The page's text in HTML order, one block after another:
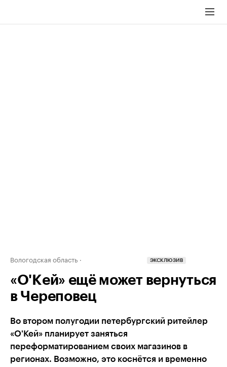
Вологодская область ЭКСКЛЮЗИВ
«О'Kей» ещё может вернуться
в Череповец
Во втором полугодии петербургский ритейлер
«О'Кей» планирует заняться
переформатированием своих магазинов в
регионах. Возможно, это коснётся и временно